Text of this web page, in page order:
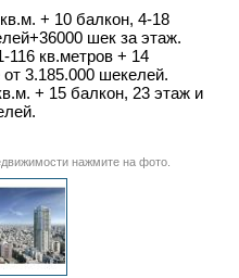
+ 10 балкон, 4-18
шек за этаж.
кв.метров + 14
3.185.000 шекелей.
+ 15 балкон, 23 этаж и
нажмите на фото.